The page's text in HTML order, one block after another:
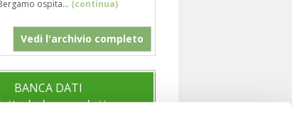
ospita... (continua)
Vedi l'archivio completo
BANCA DATI
la banca dati